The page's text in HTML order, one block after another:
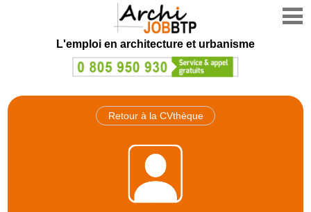
L'emploi en architecture et urbanisme
Retour à la CVthèque